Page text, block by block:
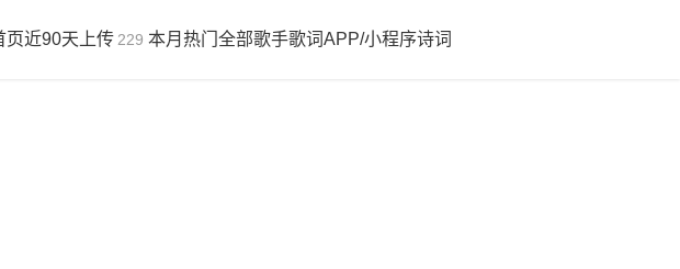
页近90天上传 229 本月热门 全部歌手歌词APP/小程序诗词